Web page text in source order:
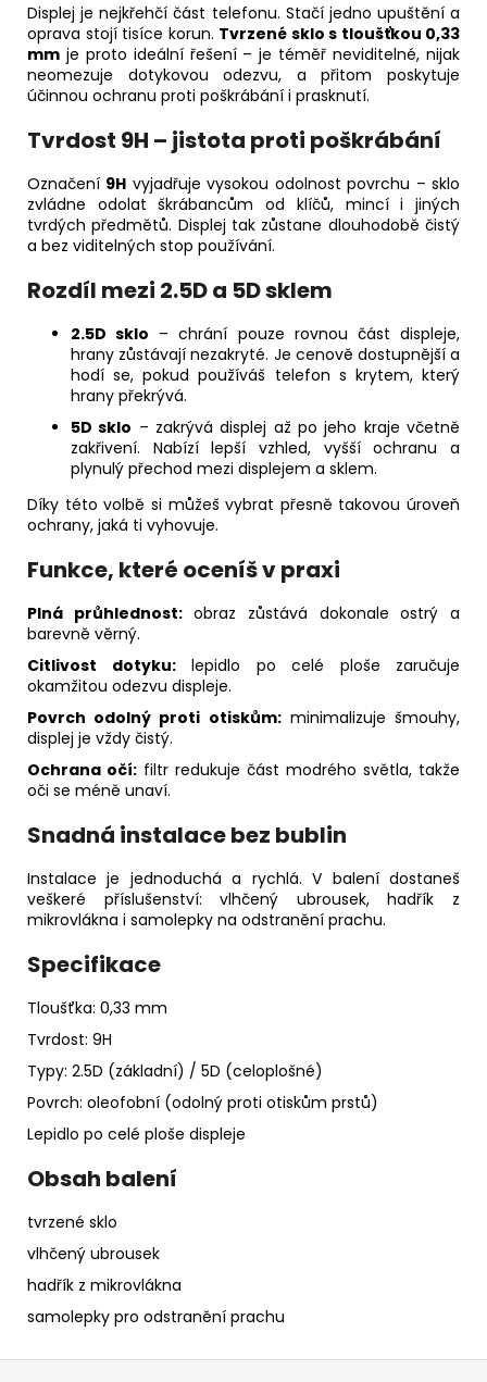
Displej je nejkřehčí část telefonu. Stačí jedno upuštění a
oprava stojí tisíce korun. Tvrzené sklo s tloušťkou 0,33
mm je proto ideální řešení – je téměř neviditelné, nijak
neomezuje dotykovou odezvu, a přitom poskytuje
účinnou ochranu proti poškrábání i prasknutí.
Tvrdost 9H – jistota proti poškrábání
Označení 9H vyjadřuje vysokou odolnost povrchu – sklo
zvládne odolat škrábancům od klíčů, mincí i jiných
tvrdých předmětů. Displej tak zůstane dlouhodobě čistý
a bez viditelných stop používání.
Rozdíl mezi 2.5D a 5D sklem
2.5D sklo – chrání pouze rovnou část displeje,
hrany zůstávají nezakryté. Je cenově dostupnější a
hodí se, pokud používáš telefon s krytem, který
hrany překrývá.
5D sklo – zakrývá displej až po jeho kraje včetně
zakřivení. Nabízí lepší vzhled, vyšší ochranu a
plynulý přechod mezi displejem a sklem.
Díky této volbě si můžeš vybrat přesně takovou úroveň
ochrany, jaká ti vyhovuje.
Funkce, které oceníš v praxi
Plná průhlednost:obraz zůstává dokonale ostrý a
barevně věrný.
Citlivost dotyku:lepidlo po celé ploše zaručuje
okamžitou odezvu displeje.
Povrch odolný proti otiskům:minimalizuje šmouhy,
displej je vždy čistý.
Ochrana očí: filtr redukuje část modrého světla, takže
oči se méně unaví.
Snadná instalace bez bublin
Instalace je jednoduchá a rychlá. V balení dostaneš
veškeré příslušenství: vlhčený ubrousek, hadřík z
mikrovlákna i samolepky na odstranění prachu.
Specifikace
Tloušťka: 0,33 mm
Tvrdost: 9H
Typy: 2.5D (základní) / 5D (celoplošné)
Povrch: oleofobní (odolný proti otiskům prstů)
Lepidlo po celé ploše displeje
Obsah balení
tvrzené sklo
vlhčený ubrousek
hadřík z mikrovlákna
samolepky pro odstranění prachu
Z